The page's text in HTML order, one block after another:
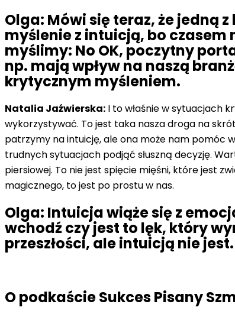
Olga: Mówi się teraz, że jedną
myślenie z intuicją, bo
myślimy: No OK, poczytny
np. mają wpływ na naszą
krytycznym myśleniem.
Natalia Jaźwierska: I to właśnie w sytuacjach
wykorzystywać. To jest taka nasza droga na
patrzymy na intuicję, ale ona może nam pomóc
trudnych sytuacjach podjąć słuszną decyzję.
piersiowej. To nie jest spięcie mięśni, które jest
magicznego, to jest po prostu w nas.
Olga: Intuicja wiąże się z
wchodź czy jest to lęk, który
przeszłości, ale intuicją nie
O podkaście Sukces Pisany